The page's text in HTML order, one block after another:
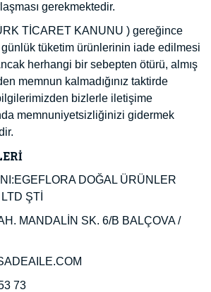
gerekmektedir.
TİCARET KANUNU ) gereğince
günlük tüketim ürünlerinin iade edilmesi
herhangi bir sebepten ötürü, almış
memnun kalmadığınız taktirde
bizlerle iletişime
memnuniyetsizliğinizi gidermek
DOĞAL ÜRÜNLER
ŞTİ
MANDALİN SK. 6/B BALÇOVA /
73